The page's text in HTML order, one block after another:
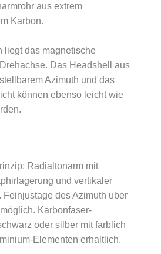
aus extrem
Karbon.
liegt das magnetische
Das Headshell aus
Azimuth und das
können ebenso leicht wie
Radialtonarm mit
und vertikaler
Feinjustage des Azimuth uber
Karbonfaser-
oder silber mit farblich
Elementen erhaltlich.